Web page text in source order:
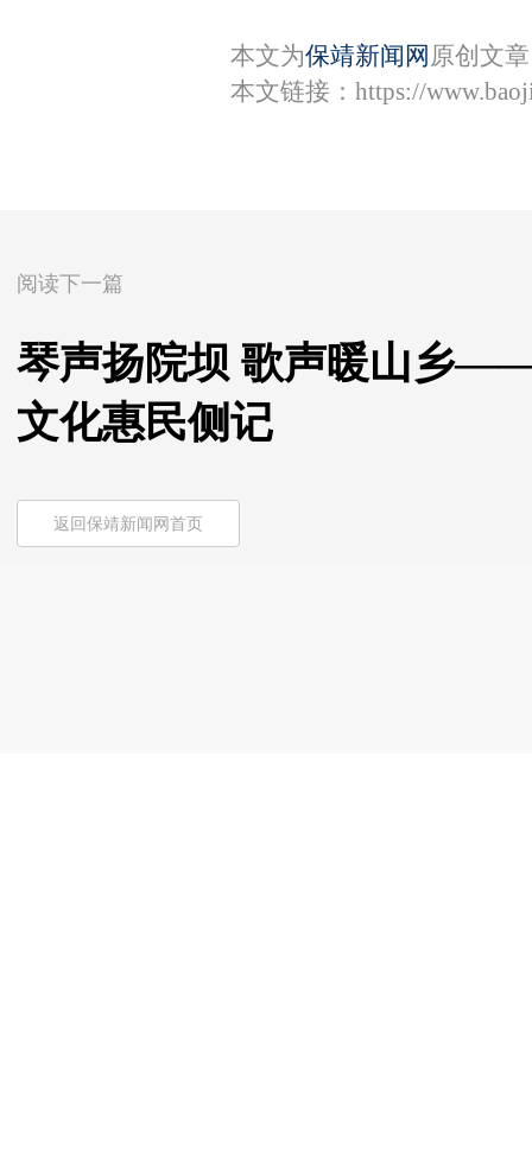
本文为保靖新闻网 原创文
本文链接： https://
阅读下一篇
琴声扬院坝 歌声暖山乡
文化惠民侧记
返回保靖新闻网首页